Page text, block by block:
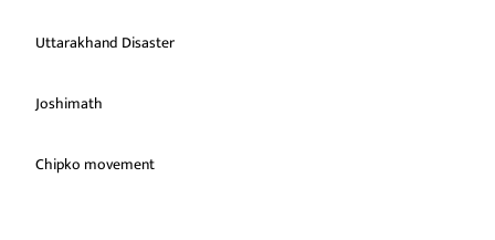
Uttarakhand Disaster
Joshimath
Chipko movement